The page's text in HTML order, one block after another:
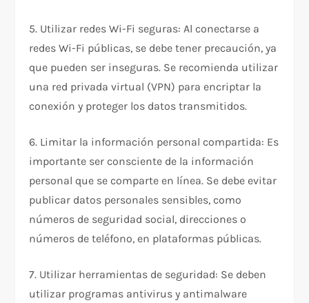
5. Utilizar redes Wi-Fi seguras: Al conectarse a
redes Wi-Fi públicas, se debe tener precaución, ya
que pueden ser inseguras. Se recomienda utilizar
una red privada virtual (VPN) para encriptar la
conexión y proteger los datos transmitidos.
6. Limitar la información personal compartida: Es
importante ser consciente de la información
personal que se comparte en línea. Se debe evitar
publicar datos personales sensibles, como
números de seguridad social, direcciones o
números de teléfono, en plataformas públicas.
7. Utilizar herramientas de seguridad: Se deben
utilizar programas antivirus y antimalware